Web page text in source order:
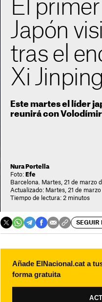
El
Japón
tras el
Xi
Este martes el líder
reunirá con
Nura Portella
Foto: Efe
Barcelona. Martes, 21 de marzo
Actualizado: Martes, 21 de marzo
Tiempo de lectura: 2 minutos
SEGUIR
Añade ElNacional.cat a
forma gratuita